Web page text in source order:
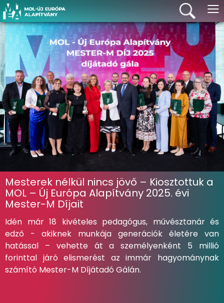
≡
Mesterek nélkül nincs jövő – Kiosztottuk a
MOL – Új Európa Alapítvány 2025. évi
Mester-M Díjait
Idén már 18 kivételes pedagógus, művésztanár és
edző - akiknek munkája generációk életére van
hatással – vehette át a személyenként 5 millió
forinttal járó elismerést az immár hagyománynak
számító Mester-M Díjátadó Gálán.